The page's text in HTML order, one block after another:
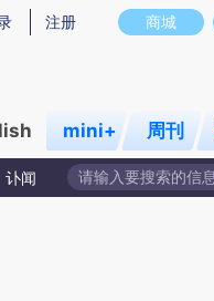
在偏差。不代表财新观点和立
商城
注册
mini+ 周刊
讣闻